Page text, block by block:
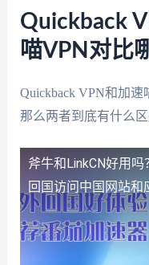
Quickback
喵VPN对比
Quickback VPN和加
那么两者到底有什么
斧牛和LinkCN好用吗
回国访问中国网站和